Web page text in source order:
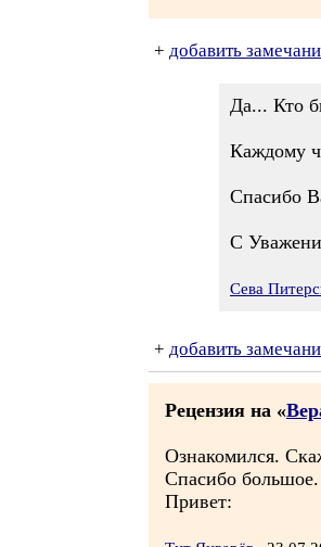
+ добавить
Да... Кто
Каждому
Спасибо
С
Сева
+ добавить
Рецензия на «
Ознакомился.
Спасибо большое.
Привет: